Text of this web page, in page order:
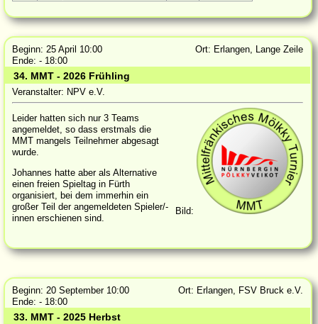
Beginn: 25 April 10:00
Ort: Erlangen, Lange Zeile
Ende: - 18:00
34. MMT - 2026 Frühling
Veranstalter: NPV e.V.
Bild:
Leider hatten sich nur 3 Teams
angemeldet, so dass erstmals die
MMT mangels Teilnehmer abgesagt
wurde.
Johannes hatte aber als Alternative
einen freien Spieltag in Fürth
organisiert, bei dem immerhin ein
großer Teil der angemeldeten Spieler/-
innen erschienen sind.
Beginn: 20 September 10:00
Ort: Erlangen, FSV Bruck e.V.
Ende: - 18:00
33. MMT - 2025 Herbst